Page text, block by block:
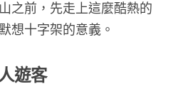
之前，先走上這麼酷熱的
想十字架的意義。
遊客